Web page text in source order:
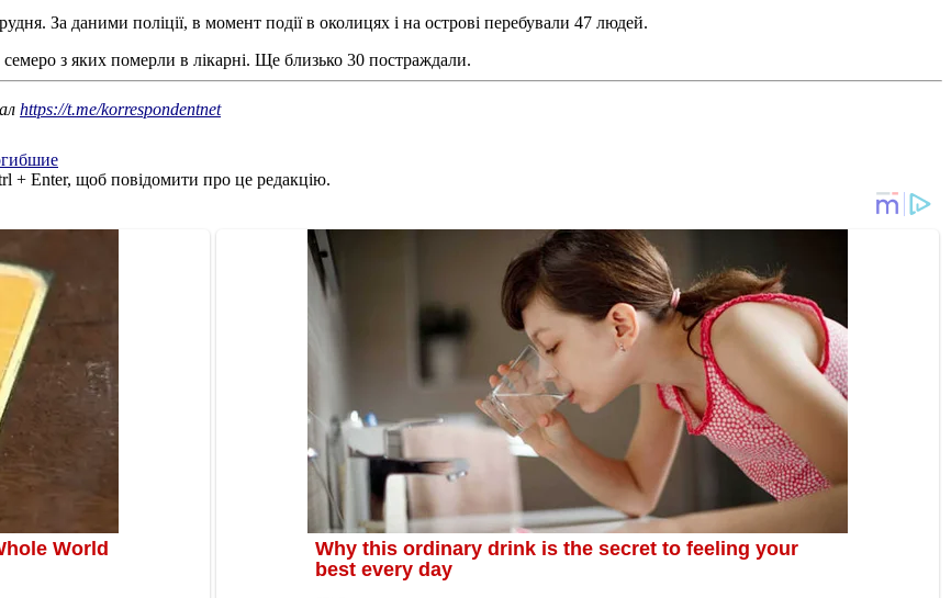
За даними поліції, в момент події в околицях і на острові перебували 47 людей.
семеро з яких померли в лікарні. Ще близько 30 постраждали.
https://t.me/korrespondentnet
+ Enter, щоб повідомити про це редакцію.